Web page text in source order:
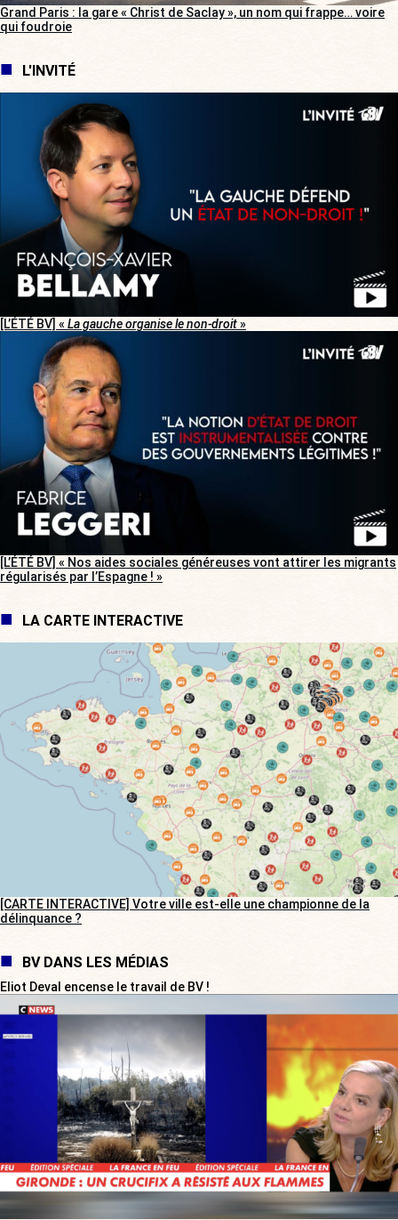
Grand Paris : la gare « Christ de Saclay », un nom qui frappe… voire
qui foudroie
L'INVITÉ
[L’ÉTÉ BV] « La gauche organise le non-droit»
[L’ÉTÉ BV] « Nos aides sociales généreuses vont attirer les migrants
régularisés par l’Espagne ! »
LA CARTE INTERACTIVE
[CARTE INTERACTIVE] Votre ville est-elle une championne de la
délinquance ?
BV DANS LES MÉDIAS
Eliot Deval encense le travail de BV !